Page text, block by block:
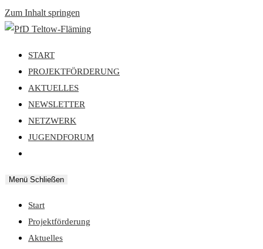
Zum Inhalt springen
START
PROJEKTFÖRDERUNG
AKTUELLES
NEWSLETTER
NETZWERK
JUGENDFORUM
Menü Schließen
Start
Projektförderung
Aktuelles